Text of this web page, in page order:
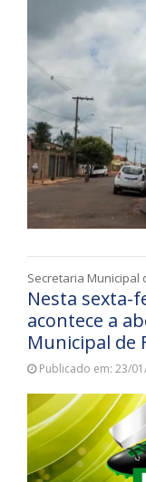
Secretaria Municipal
Nesta sexta-
acontece a
Municipal de
Publicado em: 23/